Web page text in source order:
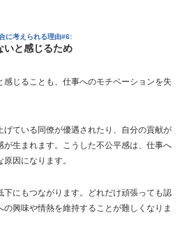
に考えられる理由#6:
いと感じるため
感じることも、仕事へのモチベーションを失
ている同僚が優遇されたり、自分の貢献が
が生まれます。こうした不公平感は、仕事へ
因になります。
下にもつながります。どれだけ頑張っても認
興味や情熱を維持することが難しくなりま